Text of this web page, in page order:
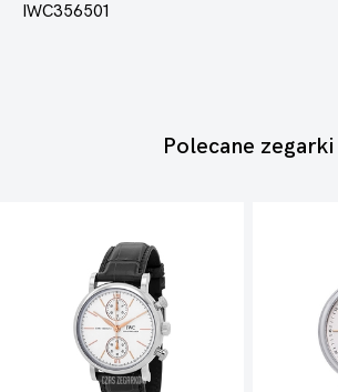
IWC356501
Polecane zegarki